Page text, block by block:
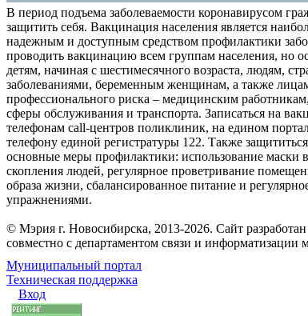
В период подъема заболеваемости коронавирусом
защитить себя. Вакцинация населения является
надежным и доступным средством профилактики
проводить вакцинацию всем группам населения, но
детям, начиная с шестимесячного возраста, людям,
заболеваниями, беременным женщинам, а также
профессионального риска – медицинским
сферы обслуживания и транспорта. Записаться на
телефонам call-центров поликлиник, на едином
телефону единой регистратуры 122. Также
основные меры профилактики: использование маски
скопления людей, регулярное проветривание
образа жизни, сбалансированное питание и
упражнениями.
© Мэрия г. Новосибирска, 2013-2026. Сайт
совместно с департаментом связи и информатизации
Муниципальный портал
Техническая поддержка
Вход